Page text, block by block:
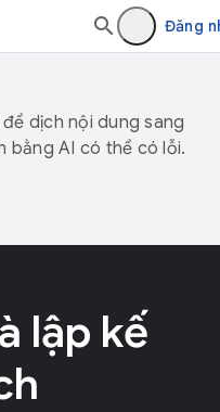
Đăng
dịch nội dung sang
bằng AI có thể có lỗi.
lập kế